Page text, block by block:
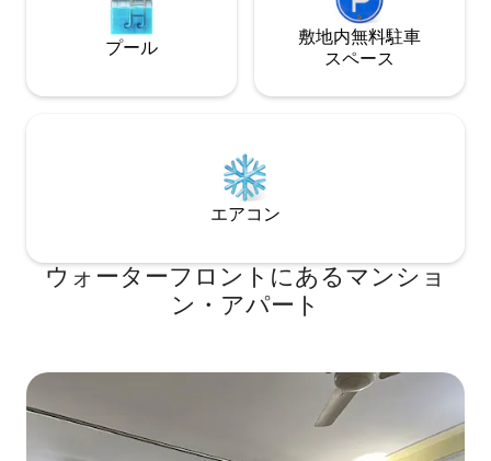
プール
敷地内無料駐⁠車
ス⁠ペ⁠ー⁠ス
エアコン
ウォーターフロントにあるマンショ
ン・アパート